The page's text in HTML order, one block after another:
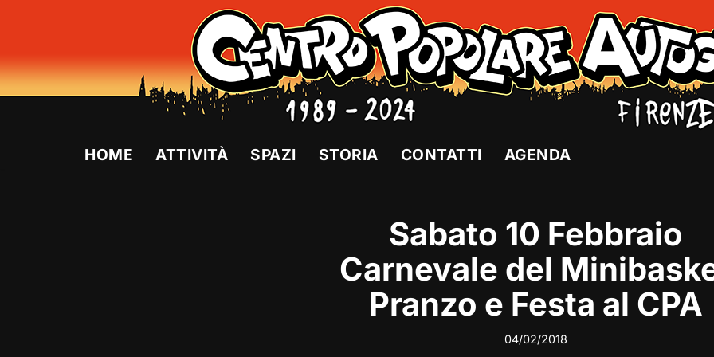
al
HOME ATTIVITÀ SPAZI STORIA CONTATTI AGENDA
Sabato 10 Febbraio
Carnevale del
Pranzo e Festa al CPA
04/02/2018